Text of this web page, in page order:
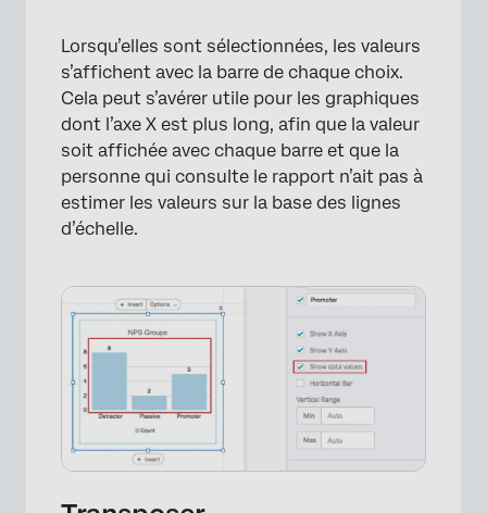
×
Lorsqu’elles sont sélectionnées, les valeurs
s’affichent avec la barre de chaque choix.
Cela peut s’avérer utile pour les graphiques
dont l’axe X est plus long, afin que la valeur
soit affichée avec chaque barre et que la
personne qui consulte le rapport n’ait pas à
estimer les valeurs sur la base des lignes
d’échelle.